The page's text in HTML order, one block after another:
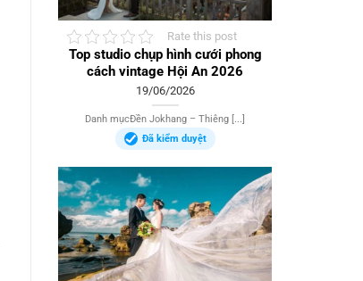
Rate this post
Top studio chụp hình cưới phong
cách vintage Hội An 2026
19/06/2026
Danh mụcĐền Jokhang – Thiêng [...]
Đã kiểm duyệt